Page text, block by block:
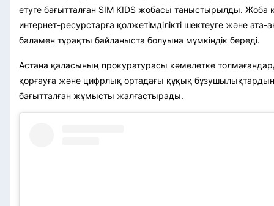
етуге бағытталған SIM KIDS жобасы таныстырылды. Жоба
интернет-ресурстарға қолжетімділікті шектеуге және
баламен тұрақты байланыста болуына мүмкіндік береді.
Астана қаласының прокуратурасы кәмелетке
қорғауға және цифрлық ортадағы құқық
бағытталған жұмысты жалғастырады.